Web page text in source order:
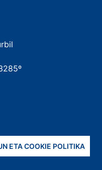
ETA COOKIE POLITIKA